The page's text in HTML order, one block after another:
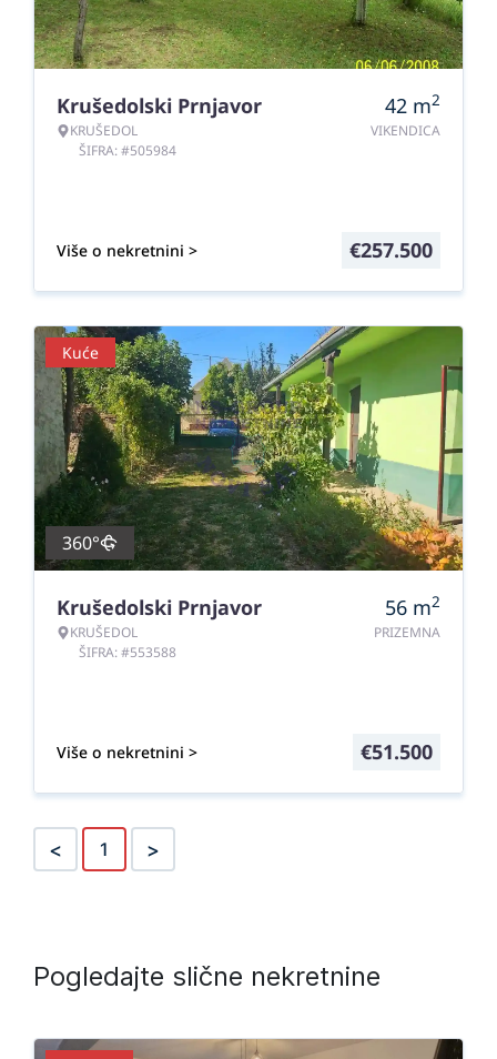
Krušedolski Prnjavor
KRUŠEDOL
ŠIFRA: #505984
42 m2
VIKENDICA
Više o nekretnini > €257.500
Kuće
360°
Krušedolski Prnjavor
KRUŠEDOL
ŠIFRA: #553588
56 m2
PRIZEMNA
Više o nekretnini > €51.500
< 1 >
Pogledajte slične nekretnine